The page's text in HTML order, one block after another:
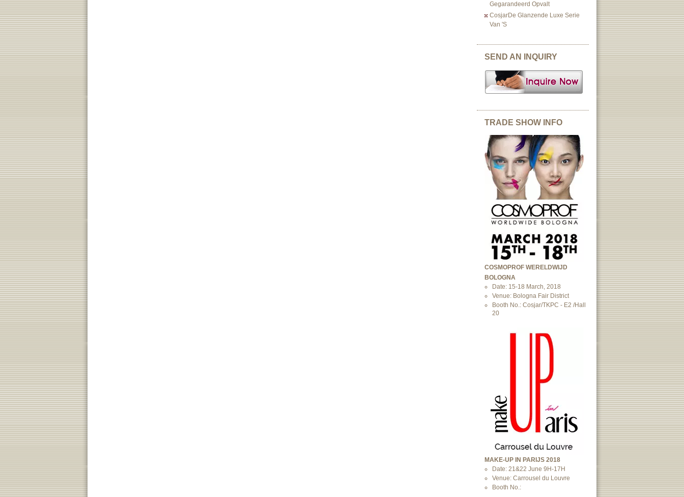
Gegarandeerd Opvalt
CosjarDe Glanzende Luxe Serie
Van 's
SEND AN INQUIRY
TRADE SHOW INFO
COSMOPROF WERELDWIJD
BOLOGNA
Date: 15-18 March, 2018
Venue: Bologna Fair District
Booth No.: Cosjar/TKPC - E2 /Hall
20
MAKE-UP IN PARIJS 2018
Date: 21&22 June 9H-17H
Venue: Carrousel du Louvre
Booth No.: